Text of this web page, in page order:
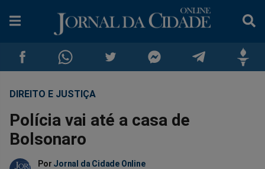
Compartilhar
no
Facebook
Compartilhar
no
Whatsapp
Compartilhar
no
Twitter
no
Messenger
DIREITO E JUSTIÇA
Polícia vai até a casa de
Bolsonaro
Por Jornal da Cidade Online